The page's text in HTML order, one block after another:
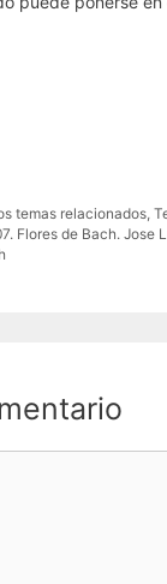
temas relacionados ,
Flores de Bach. Jose